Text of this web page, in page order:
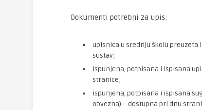
Dokumenti potrebni za upis:
upisnica u srednju školu preuzeta
sustav;
ispunjena, potpisana i ispisana
stranice;
ispunjena, potpisana i ispisana
obvezna) – dostupna pri dnu